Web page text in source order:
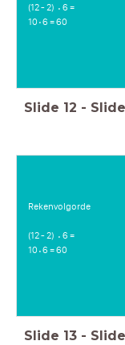
(12 - 2) 6 =
10 6 = 60
⋅
⋅
Slide 12 - Slide
Rekenvolgorde
(12 - 2) 6 =
10 6 = 60 12
⋅
⋅
Slide 13 - Slide